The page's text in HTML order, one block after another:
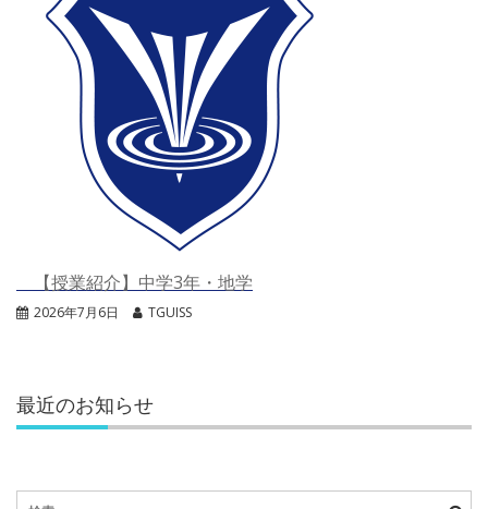
【授業紹介】中学3年・地学
2026年7月6日 TGUISS
最近のお知らせ